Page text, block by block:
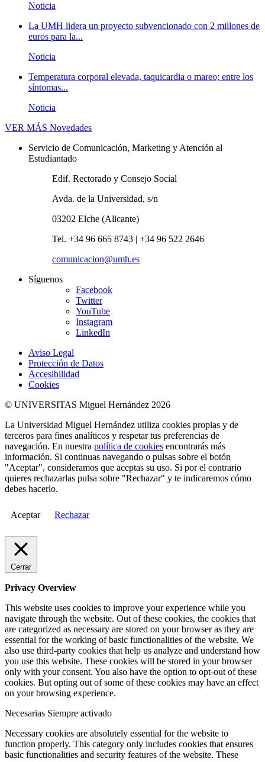
Noticia
La UMH lidera un proyecto subvencionado con 2 millones de
euros para la...
Noticia
Temperatura corporal elevada, taquicardia o mareo; entre los
síntomas...
Noticia
VER MÁS Novedades
Servicio de Comunicación, Marketing y Atención al
Estudiantado
Edif. Rectorado y Consejo Social
Avda. de la Universidad, s/n
03202 Elche (Alicante)
Tel. +34 96 665 8743 | +34 96 522 2646
comunicacion@umh.es
Síguenos
Facebook
Twitter
YouTube
Instagram
LinkedIn
Aviso Legal
Protección de Datos
Accesibilidad
Cookies
© UNIVERSITAS Miguel Hernández 2026
La Universidad Miguel Hernández utiliza cookies propias y de
terceros para fines analíticos y respetar tus preferencias de
navegación. En nuestra política de cookies encontrarás más
información. Si continuas navegando o pulsas sobre el botón
"Aceptar", consideramos que aceptas su uso. Si por el contrario
quieres rechazarlas pulsa sobre "Rechazar" y te indicaremos cómo
debes hacerlo.
Aceptar Rechazar
Cerrar
Privacy Overview
This website uses cookies to improve your experience while you
navigate through the website. Out of these cookies, the cookies that
are categorized as necessary are stored on your browser as they are
essential for the working of basic functionalities of the website. We
also use third-party cookies that help us analyze and understand how
you use this website. These cookies will be stored in your browser
only with your consent. You also have the option to opt-out of these
cookies. But opting out of some of these cookies may have an effect
on your browsing experience.
Necesarias Siempre activado
Necessary cookies are absolutely essential for the website to
function properly. This category only includes cookies that ensures
basic functionalities and security features of the website. These